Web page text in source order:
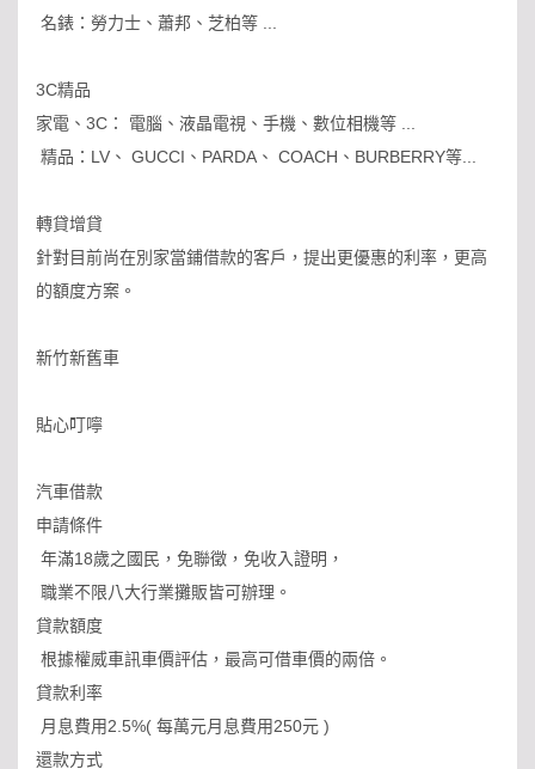
名錶：勞力士、蕭邦、芝柏等 ...
3C精品
家電、3C： 電腦、液晶電視、手機、數位相機等 ...
精品：LV、 GUCCI、PARDA、 COACH、BURBERRY等...
轉貸增貸
針對目前尚在別家當鋪借款的客戶，提出更優惠的利率，更高
的額度方案。
新竹新舊車
貼心叮嚀
汽車借款
申請條件
年滿18歲之國民，免聯徵，免收入證明，
職業不限八大行業攤販皆可辦理。
貸款額度
根據權威車訊車價評估，最高可借車價的兩倍。
貸款利率
月息費用2.5%( 每萬元月息費用250元 )
還款方式